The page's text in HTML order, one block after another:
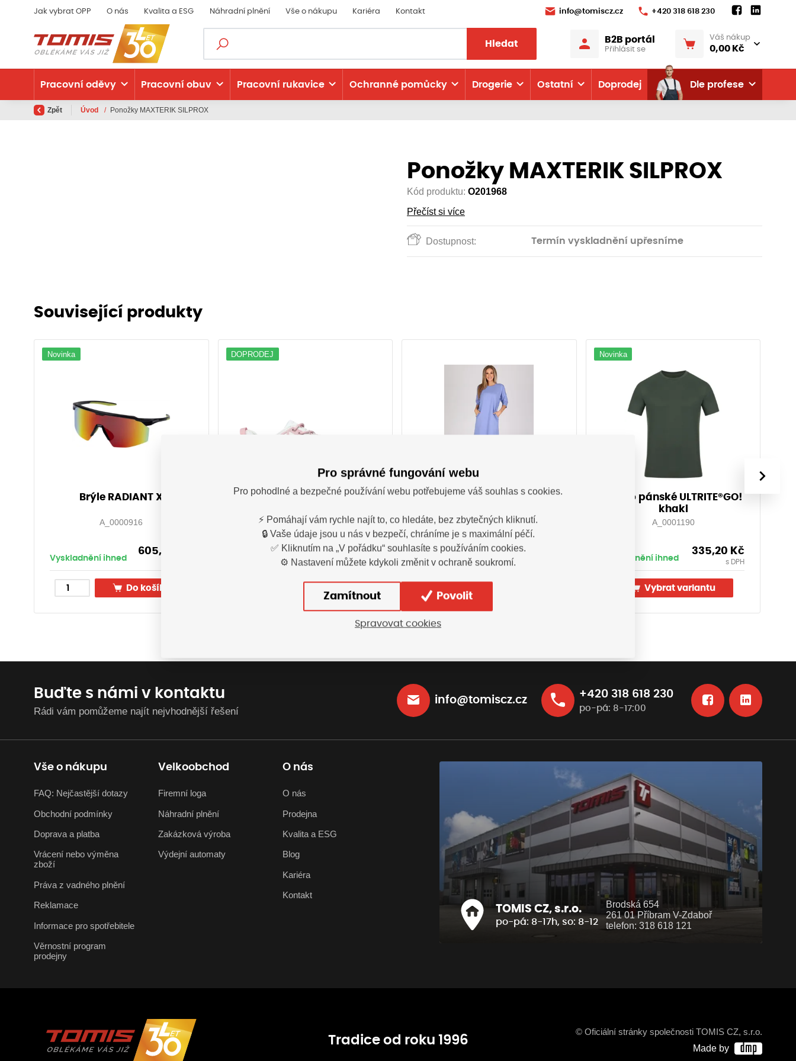
Jak vybrat OPP O nás Kvalita a ESG Náhradní plnění Vše o nákupu Kariéra Kontakt info@tomiscz.cz +420 318 618 230
Hledat B2B portál
Přihlásit se
Váš nákup
0,00 Kč
Pracovní oděvy Pracovní obuv Pracovní rukavice Ochranné pomůcky Drogerie Ostatní Doprodej Dle profese
Zpět Úvod / Ponožky MAXTERIK SILPROX
Ponožky MAXTERIK SILPROX
Kód produktu: O201968
Přečíst si více
Dostupnost: Termín vyskladnění upřesníme
Související produkty
Novinka
Brýle RADIANT X
A_0000916
Vyskladnění ihned
605,00
Do košíku
DOPRODEJ
Obuv BNN Barefoot SPORT
Doprodej!
B301992
Vyskladnění ihned
1 049,00Kč
s DPH
Šaty dámské ROSA
O207301
Vyskladnění ihned
554,10
Novinka
Tričko pánské ULTRITE®GO!
khaki
A_0001190
Vyskladnění ihned
335,20 Kč
s DPH
Vybrat variantu
›
Buďte s námi v kontaktu
Rádi vám pomůžeme najít nejvhodnější řešení
info@tomiscz.cz
+420 318 618 230
po-pá: 8-17:00
Vše o nákupu
FAQ: Nejčastější dotazy
Obchodní podmínky
Doprava a platba
Vrácení nebo výměna
zboží
Práva z vadného plnění
Reklamace
Informace pro spotřebitele
Věrnostní program
prodejny
Velkoobchod
Firemní loga
Náhradní plnění
Zakázková výroba
Výdejní automaty
O nás
O nás
Prodejna
Kvalita a ESG
Blog
Kariéra
Kontakt
TOMIS CZ, s.r.o.
po-pá: 8-17h, so: 8-12
Brodská 654
261 01 Příbram V-Zdaboř
telefon: 318 618 121
Tradice od roku 1996
© Oficiální stránky společnosti TOMIS CZ, s.r.o.
Made by
Pro správné fungování webu
Pro pohodlné a bezpečné používání webu potřebujeme váš souhlas s cookies.
⚡ Pomáhají vám rychle najít to, co hledáte, bez zbytečných kliknutí.
🔒 Vaše údaje jsou u nás v bezpečí, chráníme je s maximální péčí.
✅ Kliknutím na „V pořádku“ souhlasíte s používáním cookies.
⚙️ Nastavení můžete kdykoli změnit v ochraně soukromí.
Zamítnout Povolit
Spravovat cookies